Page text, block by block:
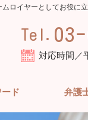
ロイヤーとしてお役に立
Tel.
対応時間／
ド 弁護